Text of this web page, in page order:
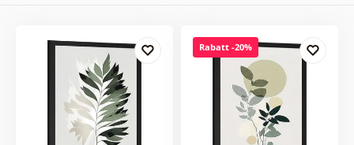
Rabatt -20%